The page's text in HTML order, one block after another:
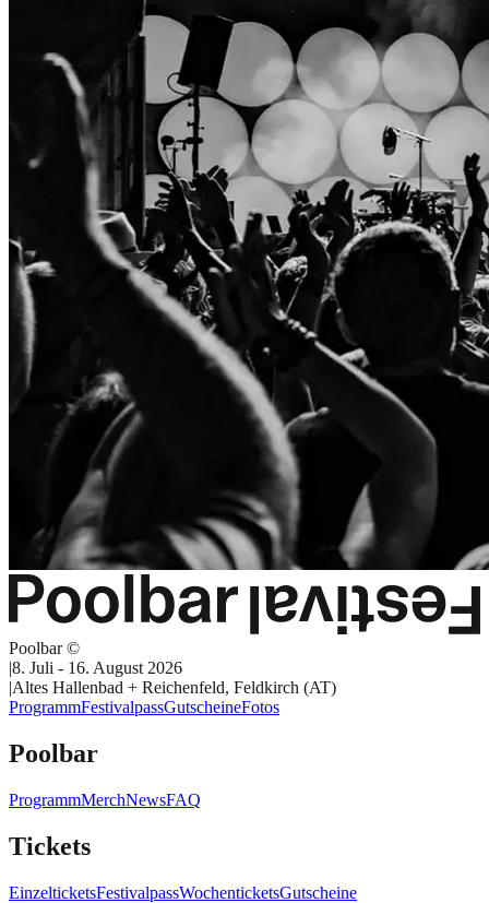
Poolbar ©
|8. Juli - 16. August 2026
|Altes Hallenbad + Reichenfeld, Feldkirch (AT)
ProgrammFestivalpassGutscheineFotos
Poolbar
ProgrammMerchNewsFAQ
Tickets
EinzelticketsFestivalpassWochenticketsGutscheine